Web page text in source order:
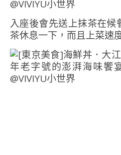
入座後會先送上抹茶在候
茶休息一下，而且上菜速